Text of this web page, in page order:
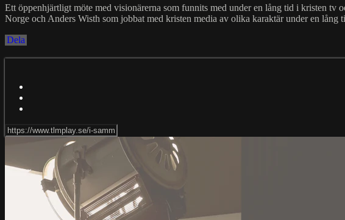
Ett öppenhjärtligt möte med visionärerna som funnits med under en lång tid i kristen
Norge och Anders Wisth som jobbat med kristen media av olika karaktär under en lång